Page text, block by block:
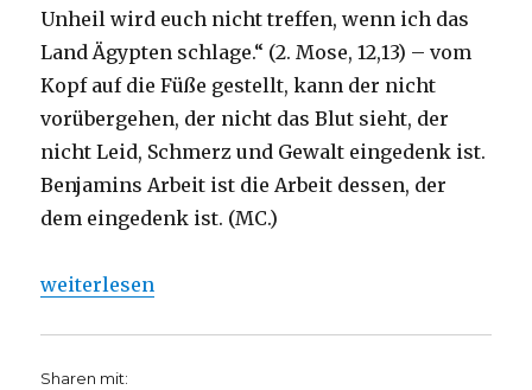
Unheil wird euch nicht treffen, wenn ich das
Land Ägypten schlage.“ (2. Mose, 12,13) – vom
Kopf auf die Füße gestellt, kann der nicht
vorübergehen, der nicht das Blut sieht, der
nicht Leid, Schmerz und Gewalt eingedenk ist.
Benjamins Arbeit ist die Arbeit dessen, der
dem eingedenk ist. (MC.)
„Mit Walter Benjamin unterwegs, Rezension von
weiterlesen
Sharen mit: